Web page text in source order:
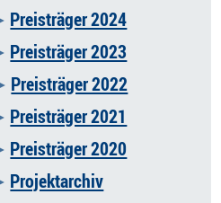
Preisträger 2024
Preisträger 2023
Preisträger 2022
Preisträger 2021
Preisträger 2020
Projektarchiv